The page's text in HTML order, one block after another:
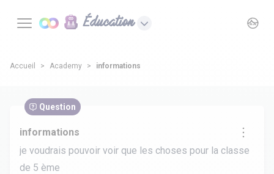
Éducation
Accueil Academy informations
Question
informations
je voudrais pouvoir voir que les choses pour la classe
de 5 ème